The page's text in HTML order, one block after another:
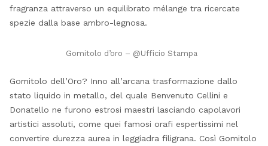
fragranza attraverso un equilibrato mélange tra ricercate
spezie dalla base ambro-legnosa.
Gomitolo d’oro – @Ufficio Stampa
Gomitolo dell’Oro? Inno all’arcana trasformazione dallo
stato liquido in metallo, del quale Benvenuto Cellini e
Donatello ne furono estrosi maestri lasciando capolavori
artistici assoluti, come quei famosi orafi espertissimi nel
convertire durezza aurea in leggiadra filigrana. Così Gomitolo